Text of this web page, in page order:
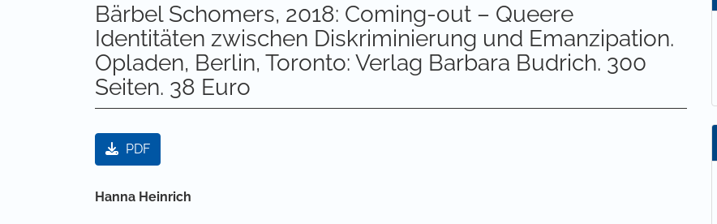
Bärbel Schomers, 2018: Coming-out – Queere
Identitäten zwischen Diskriminierung und Emanzipation.
Opladen, Berlin, Toronto: Verlag Barbara Budrich. 300
Seiten. 38 Euro
Artikel-Sidebar
PDF
Hauptsächlicher Artikelinhalt
Hanna Heinrich